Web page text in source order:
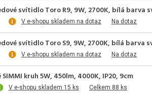
svítidlo Toro R9, 9W, 2700K, bílá barva
V e-shopu skladem na dotaz Na dotaz
svítidlo Toro S9, 9W, 2700K, bílá barva
V e-shopu skladem na dotaz Na dotaz
kruh 5W, 450lm, 4000K, IP20, 9cm
V e-shopu skladem 15 ks Celkem 88 ks